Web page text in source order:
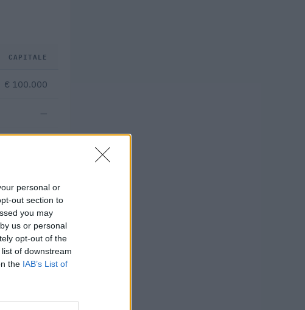
personal or
out section to
you may
us or personal
opt-out of the
of downstream
the IAB’s List of
CAPITALE
€ 100.000
—
euro (dati